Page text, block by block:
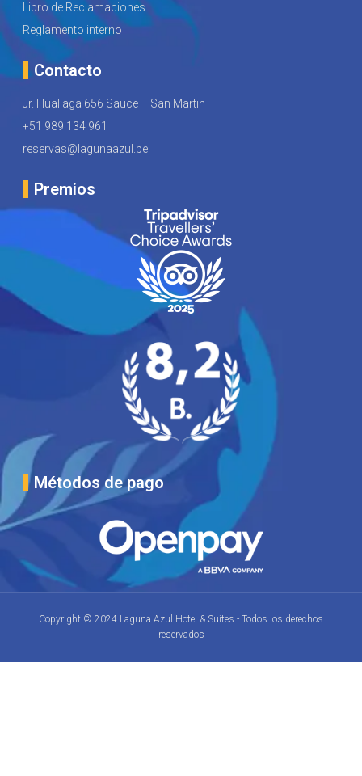
Libro de Reclamaciones
Reglamento interno
Contacto
Jr. Huallaga 656 Sauce – San Martin
+51 989 134 961
reservas@lagunaazul.pe
Premios
Métodos de pago
Copyright © 2024 Laguna Azul Hotel & Suites - Todos los derechos
reservados